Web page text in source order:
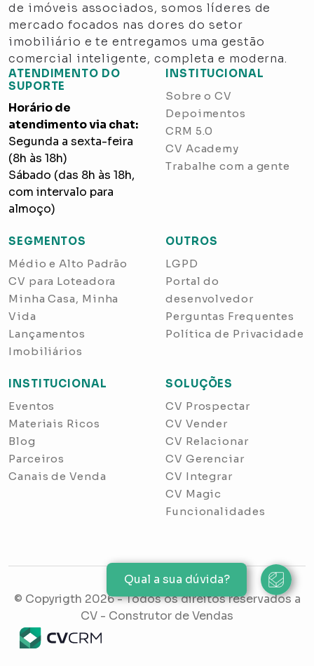
de imóveis associados, somos líderes de
mercado focados nas dores do setor
imobiliário e te entregamos uma gestão
comercial inteligente, completa e moderna.
INSTITUCIONAL
Sobre o CV
Depoimentos
CRM 5.0
CV Academy
Trabalhe com a gente
SEGMENTOS
Médio e Alto Padrão
CV para Loteadora
Minha Casa, Minha
Vida
Lançamentos
Imobiliários
OUTROS
LGPD
Portal do
desenvolvedor
Perguntas Frequentes
Política de Privacidade
INSTITUCIONAL
Eventos
Materiais Ricos
Blog
Parceiros
Canais de Venda
SOLUÇÕES
CV Prospectar
CV Vender
CV Relacionar
CV Gerenciar
CV Integrar
CV Magic
Funcionalidades
ATENDIMENTO DO
SUPORTE
Horário de
atendimento via chat:
Segunda a sexta-feira
(8h às 18h)
Sábado (das 8h às 18h,
com intervalo para
almoço)
© Copyrigth 2026- Todos os direitos reservados a
CV - Construtor de Vendas
Qual a sua dúvida?